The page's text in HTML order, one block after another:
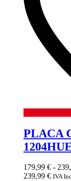
PLACA
179,99 € -
239,99 € IVA